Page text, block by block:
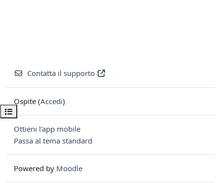
Apri indice del corso
Contatta il supporto
Ospite (Accedi)
Ottieni l'app mobile
Passa al tema standard
Powered by Moodle